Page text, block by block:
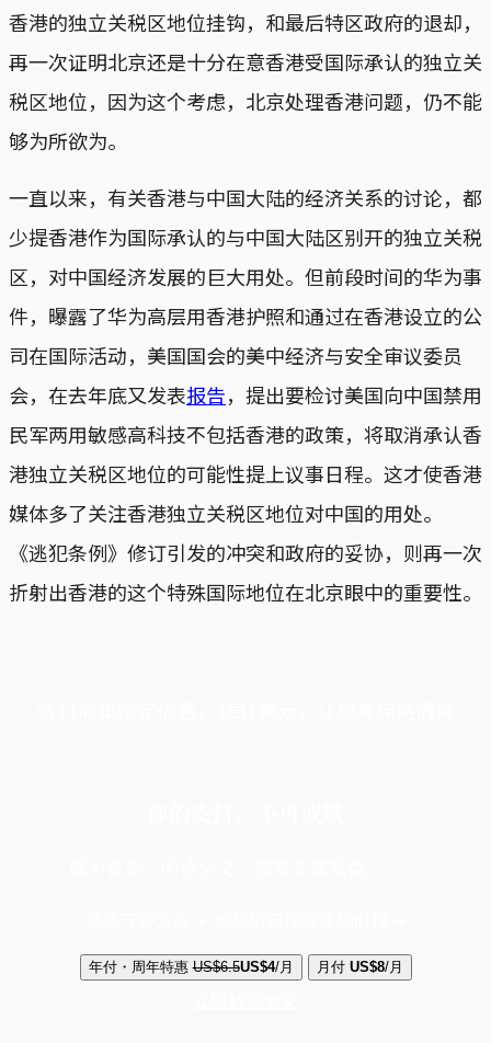
香港的独立关税区地位挂钩，和最后特区政府的退却，
再一次证明北京还是十分在意香港受国际承认的独立关
税区地位，因为这个考虑，北京处理香港问题，仍不能
够为所欲为。
一直以来，有关香港与中国大陆的经济关系的讨论，都
少提香港作为国际承认的与中国大陆区别开的独立关税
区，对中国经济发展的巨大用处。但前段时间的华为事
件，曝露了华为高层用香港护照和通过在香港设立的公
司在国际活动，美国国会的美中经济与安全审议委员
会，在去年底又发表报告，提出要检讨美国向中国禁用
民军两用敏感高科技不包括香港的政策，将取消承认香
港独立关税区地位的可能性提上议事日程。这才使香港
媒体多了关注香港独立关税区地位对中国的用处。
《逃犯条例》修订引发的冲突和政府的妥协，则再一次
折射出香港的这个特殊国际地位在北京眼中的重要性。
年付・周年特惠 US$6.5US$4/月 月付 US$8/月